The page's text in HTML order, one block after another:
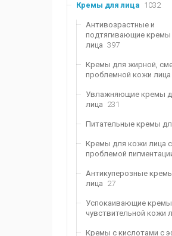
Кремы для лица 1032
Антивозрастные и
подтягивающие кремы
лица 397
Кремы для жирной,
проблемной кожи лица
Увлажняющие кремы
лица 231
Питательные кремы
Кремы для кожи лица с
проблемой
Антикуперозные
лица 27
Успокаивающие
чувствительной кожи
Кремы с кислотами с